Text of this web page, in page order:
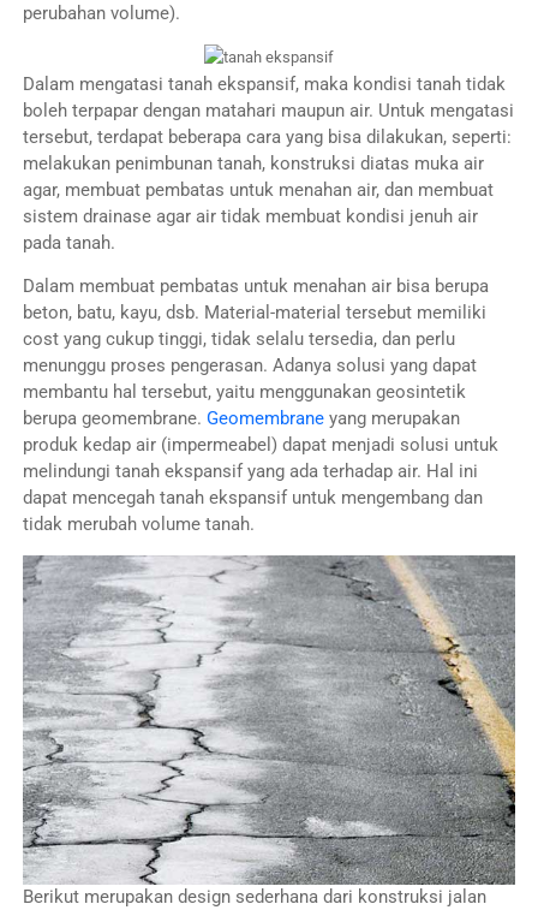
perubahan volume).
Dalam mengatasi tanah ekspansif, maka kondisi tanah tidak
boleh terpapar dengan matahari maupun air. Untuk mengatasi
tersebut, terdapat beberapa cara yang bisa dilakukan, seperti:
melakukan penimbunan tanah, konstruksi diatas muka air
agar, membuat pembatas untuk menahan air, dan membuat
sistem drainase agar air tidak membuat kondisi jenuh air
pada tanah.
Dalam membuat pembatas untuk menahan air bisa berupa
beton, batu, kayu, dsb. Material-material tersebut memiliki
cost yang cukup tinggi, tidak selalu tersedia, dan perlu
menunggu proses pengerasan. Adanya solusi yang dapat
membantu hal tersebut, yaitu menggunakan geosintetik
berupa geomembrane. Geomembraneyang merupakan
produk kedap air (impermeabel) dapat menjadi solusi untuk
melindungi tanah ekspansif yang ada terhadap air. Hal ini
dapat mencegah tanah ekspansif untuk mengembang dan
tidak merubah volume tanah.
Berikut merupakan design sederhana dari konstruksi jalan